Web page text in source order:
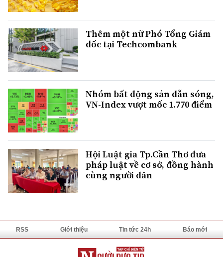
Thêm một nữ Phó Tổng Giám
đốc tại Techcombank
Nhóm bất động sản dẫn sóng,
VN-Index vượt mốc 1.770 điểm
Hội Luật gia Tp.Cần Thơ đưa
pháp luật về cơ sở, đồng hành
cùng người dân
RSS Giới thiệu Tin tức 24h Báo mới